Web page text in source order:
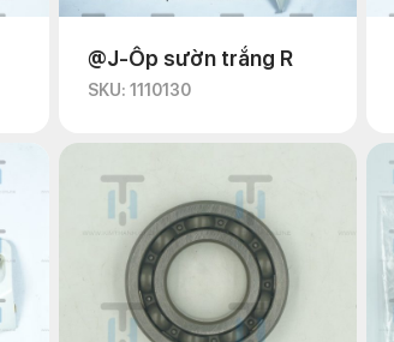
@J-Ốp sườn trắng R
SKU: 1110130